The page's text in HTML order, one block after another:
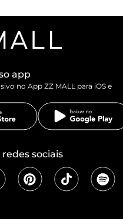
app
no App ZZ MALL para iOS e
redes sociais